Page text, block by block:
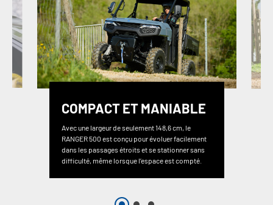
COMPACT ET MANIABLE
Avec une largeur de seulement 148,6 cm, le
RANGER 500 est conçu pour évoluer facilement
dans les passages étroits et se stationner sans
difficulté, même lorsque l’espace est compté.